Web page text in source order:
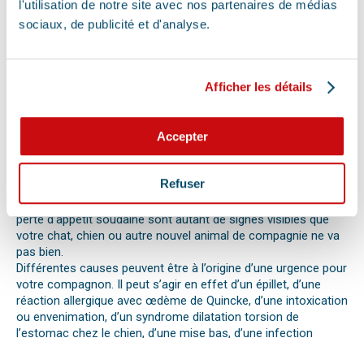
l'utilisation de notre site avec nos partenaires de médias
sociaux, de publicité et d'analyse.
Afficher les détails
Accepter
Refuser
préparer totalement à ce type d’événement, certains gestes
peuvent être salvateurs.
contacter le vétérinaire de garde ou la clinique d’urgence
également de ne pas paniquer et de vous assurer de la
Pour pouvoir détecter un mal-être chez son animal et décrire
la situation à un professionnel, il faut faire attention aux
signaux. Tout comportement anormal ou abattement doit
vous alerter.
Les difficultés respiratoires, pertes de conscience, les
vomissements, constipations ou diarrhées, une blessure, une
perte d’appétit soudaine sont autant de signes visibles que
votre chat, chien ou autre nouvel animal de compagnie ne va
pas bien.
Différentes causes peuvent être à l’origine d’une urgence pour
votre compagnon. Il peut s’agir en effet d’un épillet, d’une
réaction allergique avec œdème de Quincke, d’une intoxication
ou envenimation, d’un syndrome dilatation torsion de
l’estomac chez le chien, d’une mise bas, d’une infection